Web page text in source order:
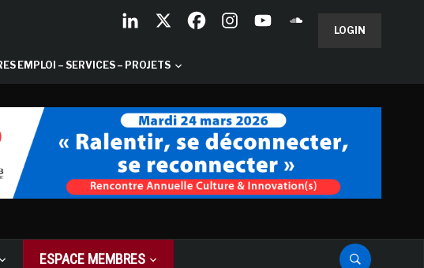
LOGIN
EMPLOI – SERVICES – PROJETS
ESPACE MEMBRES